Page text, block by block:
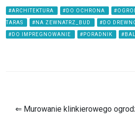
#ARCHITEKTURA #DO OCHRONA
TARAS #NA ZEWNATRZ_BUD #DO
#DO IMPREGNOWANIE #PORADNIK
⇐ Murowanie klinkierowego